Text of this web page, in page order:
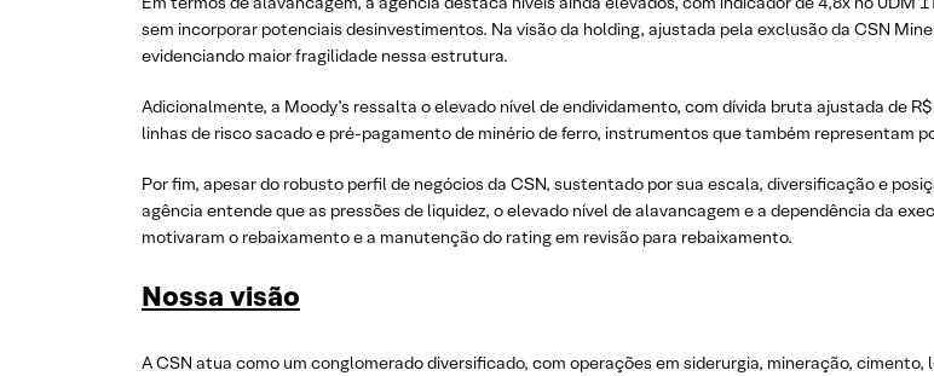
sem incorporar potenciais desinvestimentos. Na visão da holding, ajustada pela exclusão da CSN
evidenciando maior fragilidade nessa estrutura.
Adicionalmente, a Moody’s ressalta o elevado nível de endividamento, com dívida bruta ajustada de
linhas de risco sacado e pré-pagamento de minério de ferro, instrumentos que também representam
Por fim, apesar do robusto perfil de negócios da CSN, sustentado por sua escala, diversificação e
agência entende que as pressões de liquidez, o elevado nível de alavancagem e a dependência da
motivaram o rebaixamento e a manutenção do rating em revisão para rebaixamento.
Nossa visão
A CSN atua como um conglomerado diversificado, com operações em siderurgia, mineração,